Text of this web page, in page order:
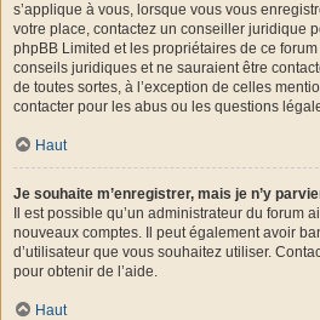
s’applique à vous, lorsque vous vous
votre place, contactez un conseiller juridique
phpBB Limited et les propriétaires de ce
conseils juridiques et ne sauraient être
de toutes sortes, à l’exception de celles
contacter pour les abus ou les questions
Haut
Je souhaite m’enregistrer, mais je n’y
Il est possible qu’un administrateur du forum
nouveaux comptes. Il peut également avoir
d’utilisateur que vous souhaitez utiliser.
pour obtenir de l’aide.
Haut